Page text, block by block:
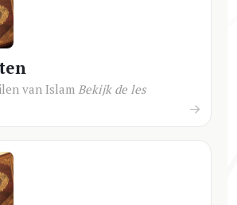
van Islam Bekijk de les